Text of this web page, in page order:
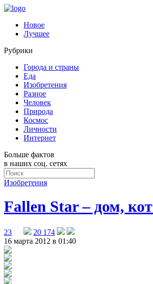
Новое
Лучшее
Рубрики
Города и страны
Еда
Изобретения
Разное
Человек
Природа
Космос
Личности
Интернет
Больше фактов
в наших соц. сетях
Изобретения
Fallen Star – дом,
23
20 174
16 марта 2012 в 01:40